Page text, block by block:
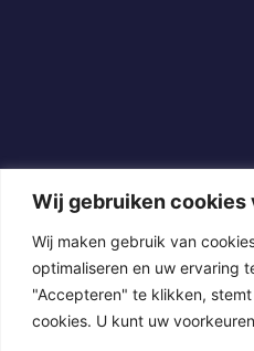
Wij gebruiken cookies
Wij maken gebruik van
optimaliseren en uw ervaring
"Accepteren" te klikken,
cookies. U kunt uw